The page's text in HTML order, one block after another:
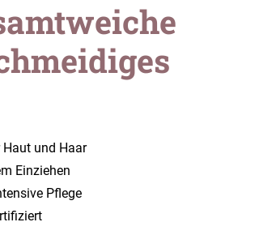
und Haar
Einziehen
Pflege